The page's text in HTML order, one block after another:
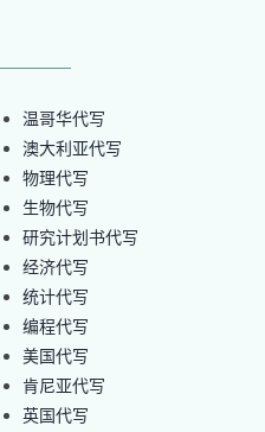
温哥华代写
澳大利亚代写
物理代写
生物代写
研究计划书代写
经济代写
统计代写
编程代写
美国代写
肯尼亚代写
英国代写